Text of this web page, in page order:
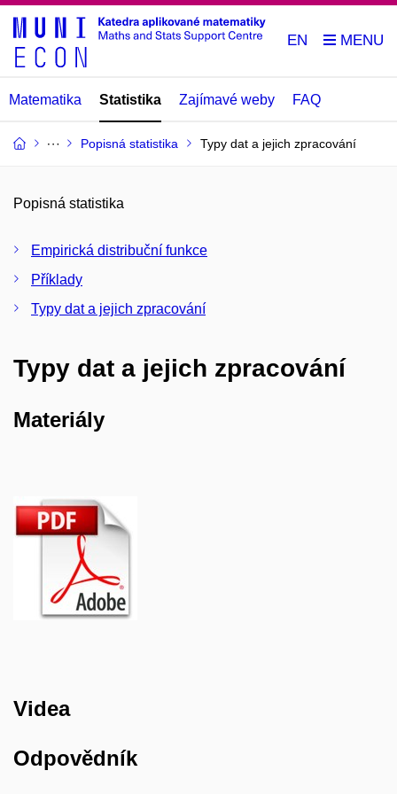
EN
Matematika Statistika Zajímavé weby FAQ
Popisná statistika Typy dat a jejich zpracování
Popisná statistika
Empirická distribuční funkce
Příklady
Typy dat a jejich zpracování
Typy dat a jejich zpracování
Materiály
Videa
Odpovědník